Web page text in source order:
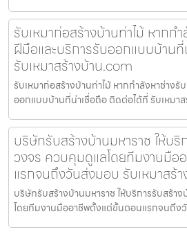
รับเหมาก่อสร้างบ้านท่าไม้ หากก
ฝีมือและบริการรับออกแบบบ้าน
รับเหมาสร้างบ้าน.com
รับเหมาก่อสร้างบ้านท่าไม้ หากกำลังหาช่าง
ออกแบบบ้านที่น่าเชื่อถือ ติดต่อได้ที่ รับเหมา
บริษัทรับสร้างบ้านมหาราช ให้บ
วงจร ควบคุมดูแลโดยทีมงานมือ
แรกจนถึงวันส่งมอบ รับเหมาสร้
บริษัทรับสร้างบ้านมหาราช ให้บริการรับสร้
โดยทีมงานมืออาชีพตั้งแต่ขั้นตอนแรกจนถึง